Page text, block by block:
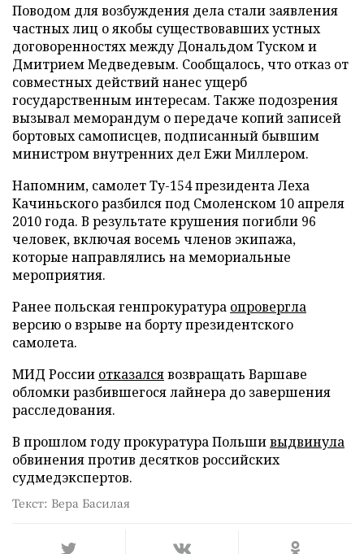
Поводом для возбуждения дела стали заявления
частных лиц о якобы существовавших устных
договоренностях между Дональдом Туском и
Дмитрием Медведевым. Сообщалось, что отказ от
совместных действий нанес ущерб
государственным интересам. Также подозрения
вызывал меморандум о передаче копий записей
бортовых самописцев, подписанный бывшим
министром внутренних дел Ежи Миллером.
Напомним, самолет Ту-154 президента Леха
Качиньского разбился под Смоленском 10 апреля
2010 года. В результате крушения погибли 96
человек, включая восемь членов экипажа,
которые направлялись на мемориальные
мероприятия.
Ранее польская генпрокуратура опровергла
версию о взрыве на борту президентского
самолета.
МИД России отказалсявозвращать Варшаве
обломки разбившегося лайнера до завершения
расследования.
В прошлом году прокуратура Польшивыдвинула
обвинения против десятков российских
судмедэкспертов.
Текст: Вера Басилая